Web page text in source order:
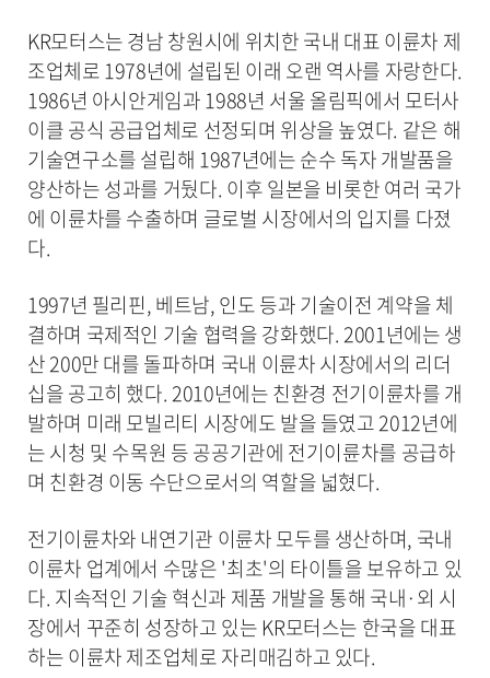
KR모터스는 경남 창원시에 위치한 국내 대표 이륜차 제
조업체로 1978년에 설립된 이래 오랜 역사를 자랑한다.
1986년 아시안게임과 1988년 서울 올림픽에서 모터사
이클 공식 공급업체로 선정되며 위상을 높였다. 같은 해
기술연구소를 설립해 1987년에는 순수 독자 개발품을
양산하는 성과를 거뒀다. 이후 일본을 비롯한 여러 국가
에 이륜차를 수출하며 글로벌 시장에서의 입지를 다졌
다.
1997년 필리핀, 베트남, 인도 등과 기술이전 계약을 체
결하며 국제적인 기술 협력을 강화했다. 2001년에는 생
산 200만 대를 돌파하며 국내 이륜차 시장에서의 리더
십을 공고히 했다. 2010년에는 친환경 전기이륜차를 개
발하며 미래 모빌리티 시장에도 발을 들였고 2012년에
는 시청 및 수목원 등 공공기관에 전기이륜차를 공급하
며 친환경 이동 수단으로서의 역할을 넓혔다.
전기이륜차와 내연기관 이륜차 모두를 생산하며, 국내
이륜차 업계에서 수많은 '최초'의 타이틀을 보유하고 있
다. 지속적인 기술 혁신과 제품 개발을 통해 국내·외 시
장에서 꾸준히 성장하고 있는 KR모터스는 한국을 대표
하는 이륜차 제조업체로 자리매김하고 있다.